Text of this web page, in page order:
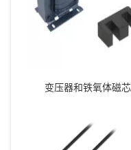
变压器和铁氧体磁芯